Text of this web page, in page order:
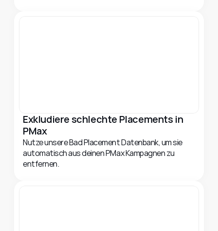
Exkludiere schlechte Placements in
PMax
Nutze unsere Bad Placement Datenbank, um sie
automatisch aus deinen PMax Kampagnen zu
entfernen.